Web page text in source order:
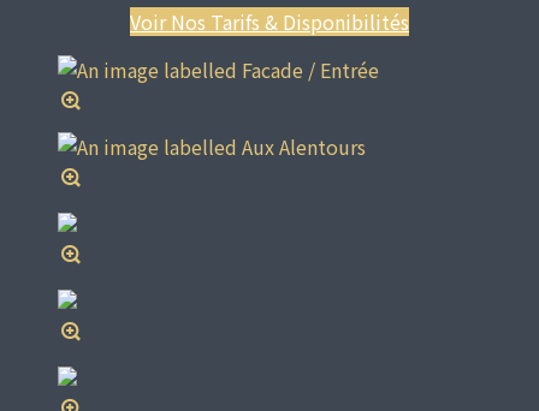
Voir Nos Tarifs & Disponibilités